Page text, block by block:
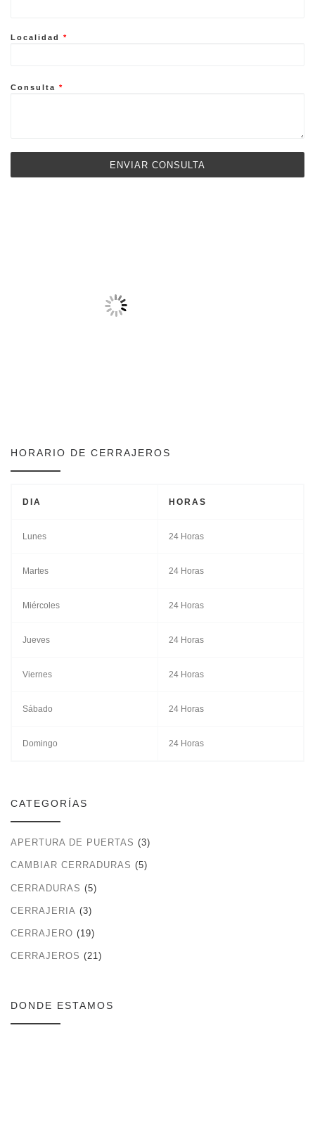
Localidad *
Consulta *
HORARIO DE CERRAJEROS
DIA HORAS
Lunes 24 Horas
Martes 24 Horas
Miércoles 24 Horas
Jueves 24 Horas
Viernes 24 Horas
Sábado 24 Horas
Domingo 24 Horas
CATEGORÍAS
APERTURA DE PUERTAS (3)
CAMBIAR CERRADURAS (5)
CERRADURAS (5)
CERRAJERIA (3)
CERRAJERO (19)
CERRAJEROS (21)
DONDE ESTAMOS